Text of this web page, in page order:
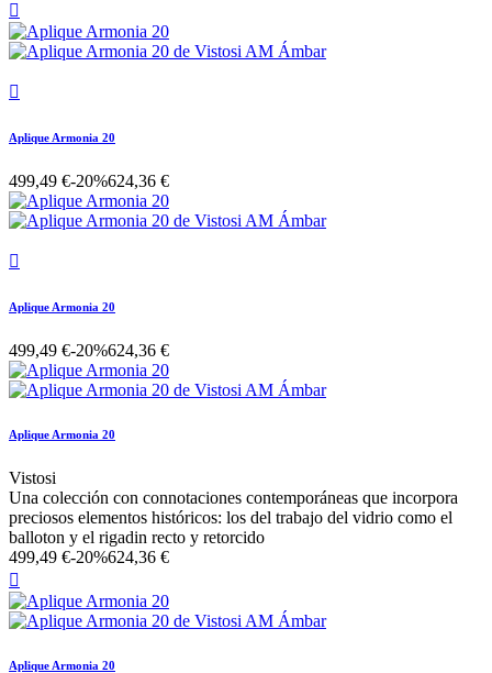


Aplique Armonia 20
499,49 €-20%624,36 €

Aplique Armonia 20
499,49 €-20%624,36 €
Aplique Armonia 20
Vistosi
Una colección con connotaciones contemporáneas que incorpora
preciosos elementos históricos: los del trabajo del vidrio como el
balloton y el rigadin recto y retorcido
499,49 €-20%624,36 €

Aplique Armonia 20